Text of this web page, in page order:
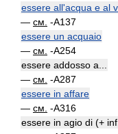
essere all'acqua e al
— см. -A137
essere un acquaio
— см. -A254
essere addosso a...
— см. -A287
essere in affare
— см. -A316
essere in agio di (+